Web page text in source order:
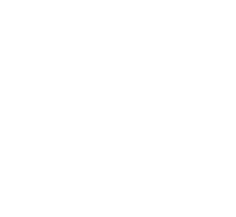
la page